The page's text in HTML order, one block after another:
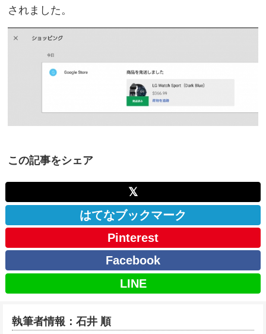
されました。
この記事をシェア
𝕏
はてなブックマーク
Pinterest
Facebook
LINE
執筆者情報：石井 順